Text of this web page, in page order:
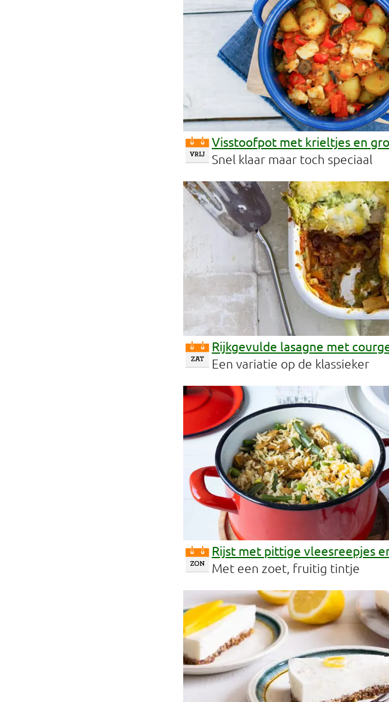
Visstoofpot met krieltjes en
Snel klaar maar toch speciaal
Rijkgevulde lasagne met
Een variatie op de klassieker
Rijst met pittige vleesreepjes
Met een zoet, fruitig tintje